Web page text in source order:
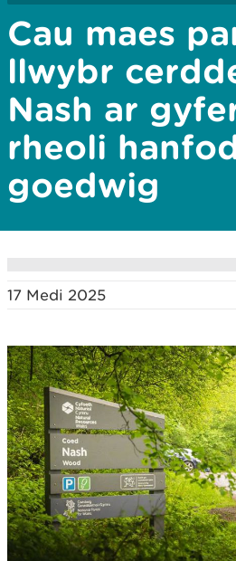
Cau maes
llwybr
Nash ar
rheoli
goedwig
17 Medi 2025